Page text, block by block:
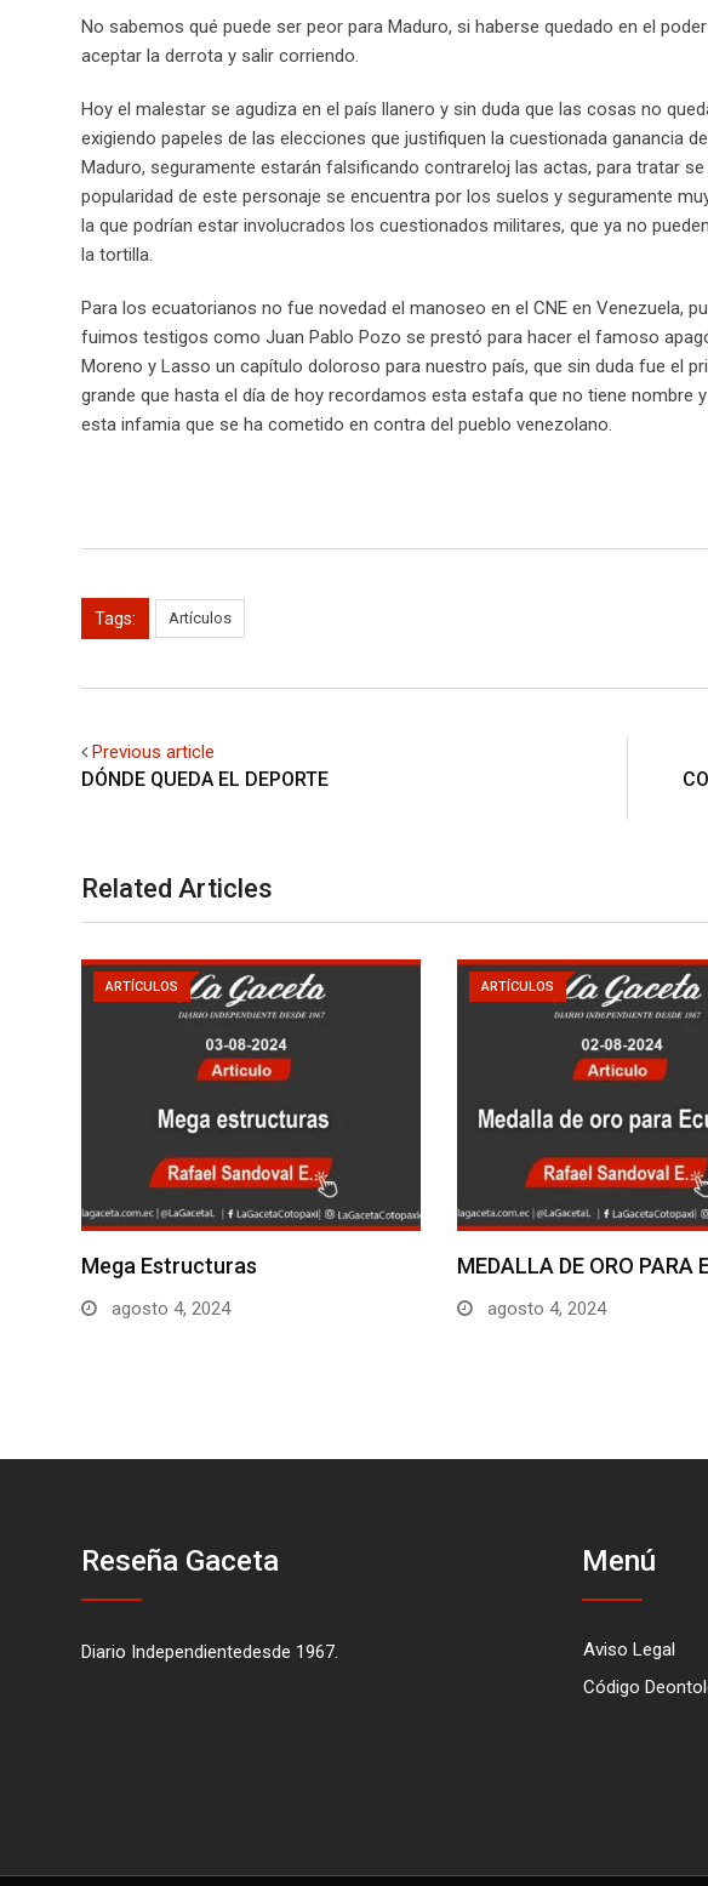
No sabemos qué puede ser peor para Maduro, si haberse quedado en el
aceptar la derrota y salir corriendo.
Hoy el malestar se agudiza en el país llanero y sin duda que las cosas no
exigiendo papeles de las elecciones que justifiquen la cuestionada ganancia
Maduro, seguramente estarán falsificando contrareloj las actas, para tratar
popularidad de este personaje se encuentra por los suelos y seguramente
la que podrían estar involucrados los cuestionados militares, que ya no
la tortilla.
Para los ecuatorianos no fue novedad el manoseo en el CNE en Venezuela,
fuimos testigos como Juan Pablo Pozo se prestó para hacer el famoso
Moreno y Lasso un capítulo doloroso para nuestro país, que sin duda fue el
grande que hasta el día de hoy recordamos esta estafa que no tiene nombre
esta infamia que se ha cometido en contra del pueblo venezolano.
Tags: Artículos
Previous article
DÓNDE QUEDA EL DEPORTE
Related Articles
ARTÍCULOS
Mega Estructuras
agosto 4, 2024
ARTÍCULOS
MEDALLA DE ORO PARA
agosto 4, 2024
Reseña Gaceta
Diario Independientedesde 1967.
Menú
Aviso Legal
Código